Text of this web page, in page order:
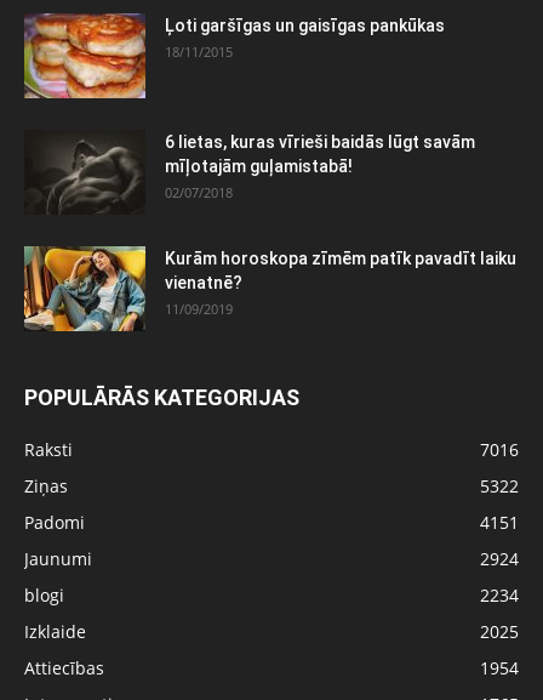
Ļoti garšīgas un gaisīgas pankūkas
18/11/2015
6 lietas, kuras vīrieši baidās lūgt savām
mīļotajām guļamistabā!
02/07/2018
Kurām horoskopa zīmēm patīk pavadīt laiku
vienatnē?
11/09/2019
POPULĀRĀS KATEGORIJAS
Raksti
7016
Ziņas
5322
Padomi
4151
Jaunumi
2924
blogi
2234
Izklaide
2025
Attiecības
1954